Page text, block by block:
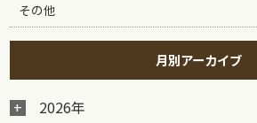
その他
月別アーカイブ
2026年